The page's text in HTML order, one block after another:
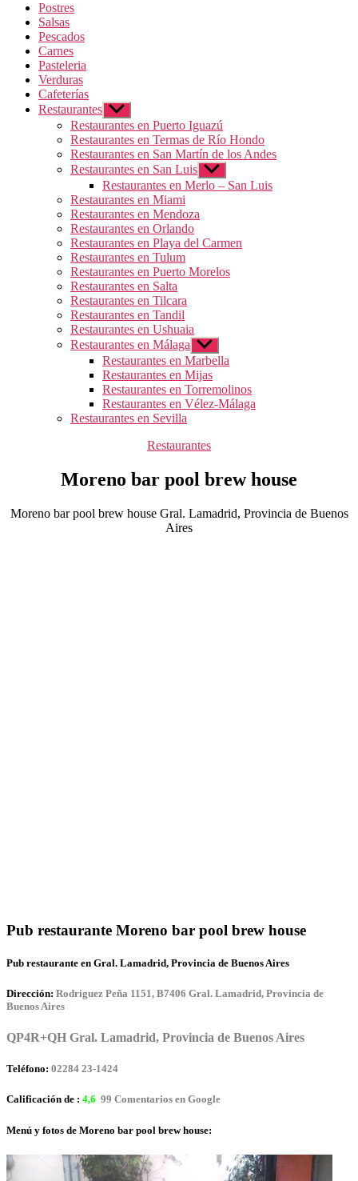
Postres
Salsas
Pescados
Carnes
Pasteleria
Verduras
Cafeterías
Restaurantes Mostrar
el
submenú
Restaurantes en Puerto Iguazú
Restaurantes en Termas de Río Hondo
Restaurantes en San Martín de los Andes
Restaurantes en San Luis Mostrar
el
submenú
Restaurantes en Merlo – San Luis
Restaurantes en Miami
Restaurantes en Mendoza
Restaurantes en Orlando
Restaurantes en Playa del Carmen
Restaurantes en Tulum
Restaurantes en Puerto Morelos
Restaurantes en Salta
Restaurantes en Tilcara
Restaurantes en Tandil
Restaurantes en Ushuaia
Restaurantes en Málaga Mostrar
el
submenú
Restaurantes en Marbella
Restaurantes en Mijas
Restaurantes en Torremolinos
Restaurantes en Vélez-Málaga
Restaurantes en Sevilla
Categorías
Restaurantes
Moreno bar pool brew house
Moreno bar pool brew house Gral. Lamadrid, Provincia de Buenos
Aires
Pub restaurante Moreno bar pool brew house
Pub restaurante en Gral. Lamadrid, Provincia de Buenos Aires
Dirección: Rodriguez Peña 1151, B7406 Gral. Lamadrid, Provincia de
Buenos Aires
QP4R+QH Gral. Lamadrid, Provincia de Buenos Aires
Teléfono: 02284 23-1424
Calificación de : 4,6 99 Comentarios en Google
Menú y fotos de Moreno bar pool brew house: